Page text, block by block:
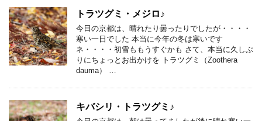
トラツグミ・メジロ♪
今日の京都は、晴れたり曇ったりでしたが・・・・
寒い一日でした 本当に今年の冬は寒いです
ネ・・・・初雪ももうすぐかも さて、本当に久しぶ
りにちょっとお出かけを トラツグミ（Zoothera
dauma） …
キバシリ・トラツグミ♪